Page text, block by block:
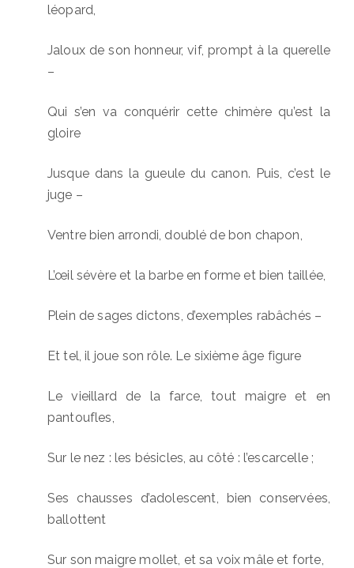
léopard,
Jaloux de son honneur, vif, prompt à la querelle
–
Qui s’en va conquérir cette chimère qu’est la
gloire
Jusque dans la gueule du canon. Puis, c’est le
juge –
Ventre bien arrondi, doublé de bon chapon,
L’œil sévère et la barbe en forme et bien taillée,
Plein de sages dictons, d’exemples rabâchés –
Et tel, il joue son rôle. Le sixième âge figure
Le vieillard de la farce, tout maigre et en
pantoufles,
Sur le nez : les bésicles, au côté : l’escarcelle ;
Ses chausses d’adolescent, bien conservées,
ballottent
Sur son maigre mollet, et sa voix mâle et forte,